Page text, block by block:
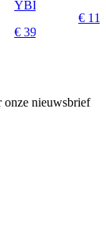
YBL001112
€ 39,99
€
onze nieuwsbrief